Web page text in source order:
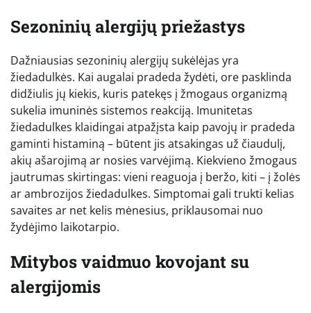
Sezoninių alergijų priežastys
Dažniausias sezoninių alergijų sukėlėjas yra
žiedadulkės. Kai augalai pradeda žydėti, ore pasklinda
didžiulis jų kiekis, kuris patekęs į žmogaus organizmą
sukelia imuninės sistemos reakciją. Imunitetas
žiedadulkes klaidingai atpažįsta kaip pavojų ir pradeda
gaminti histaminą – būtent jis atsakingas už čiaudulį,
akių ašarojimą ar nosies varvėjimą. Kiekvieno žmogaus
jautrumas skirtingas: vieni reaguoja į beržo, kiti – į žolės
ar ambrozijos žiedadulkes. Simptomai gali trukti kelias
savaites ar net kelis mėnesius, priklausomai nuo
žydėjimo laikotarpio.
Mitybos vaidmuo kovojant su
alergijomis